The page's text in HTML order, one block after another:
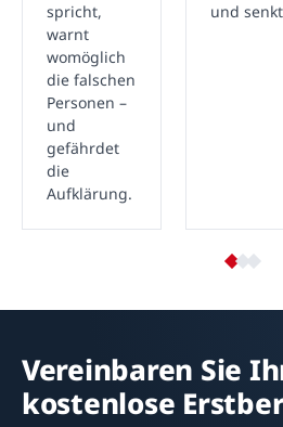
spricht,
warnt
womöglich
die falschen
Personen –
und
gefährdet
die
Aufklärung.
und
Vereinbaren Sie
kostenlose